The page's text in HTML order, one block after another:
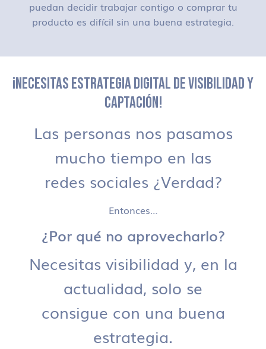
puedan decidir trabajar contigo o comprar tu
producto es difícil sin una buena estrategia.
¡NECESITAS ESTRATEGIA DIGITAL DE VISIBILIDAD Y
CAPTACIÓN!
Las personas nos pasamos
mucho tiempo en las
redes sociales ¿Verdad?
Entonces…
¿Por qué no aprovecharlo?
Necesitas visibilidad y, en la
actualidad, solo se
consigue con una buena
estrategia.